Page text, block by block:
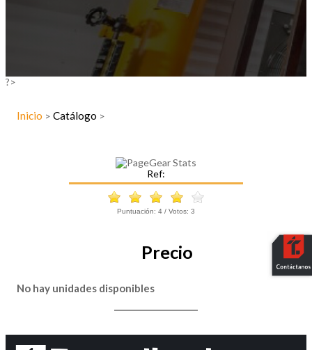
?>
Inicio > Catálogo >
Ref:
Puntuación: 4 / Votos: 3
Precio
No hay unidades disponibles